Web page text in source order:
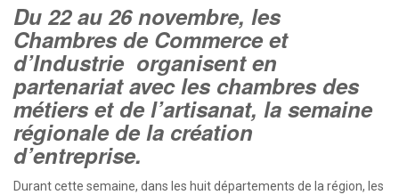
Du 22 au 26 novembre, les
Chambres de Commerce et
d’Industrie organisent en
partenariat avec les chambres des
métiers et de l’artisanat, la semaine
régionale de la création
d’entreprise.
Durant cette semaine, dans les huit départements de la région, les